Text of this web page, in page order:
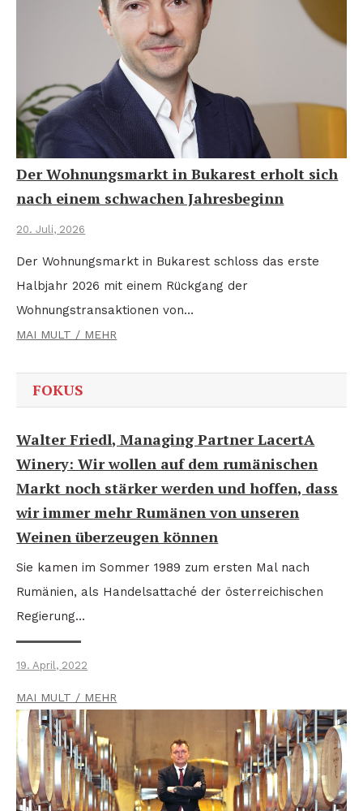
Der Wohnungsmarkt in Bukarest erholt sich
nach einem schwachen Jahresbeginn
20. Juli, 2026
Der Wohnungsmarkt in Bukarest schloss das erste
Halbjahr 2026 mit einem Rückgang der
Wohnungstransaktionen von…
MAI MULT / MEHR
FOKUS
Walter Friedl, Managing Partner LacertA
Winery: Wir wollen auf dem rumänischen
Markt noch stärker werden und hoffen, dass
wir immer mehr Rumänen von unseren
Weinen überzeugen können
Sie kamen im Sommer 1989 zum ersten Mal nach
Rumänien, als Handelsattaché der österreichischen
Regierung…
19. April, 2022
MAI MULT / MEHR